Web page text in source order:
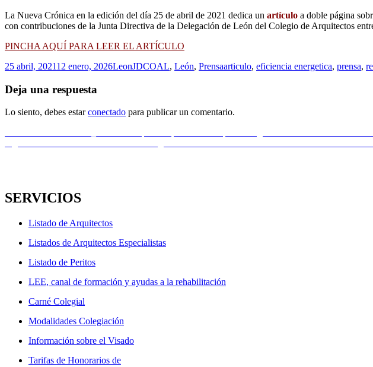
La Nueva Crónica en la edición del día 25 de abril de 2021 dedica un artículo a doble página
con contribuciones de la Junta Directiva de la Delegación de León del Colegio de Arquitectos
PINCHA AQUÍ PARA LEER EL ARTÍCULO
Publicado
25 abril, 202112 enero, 2026Autor
LeonJDCategorías
COAL, León, PrensaEtiquetas
articulo, eficiencia energetica, prensa,
Deja una respuesta
Lo siento, debes estarconectado para publicar un comentario.
Navegación
de
SERVICIOS
Listado de Arquitectos
Listados de Arquitectos Especialistas
Listado de Peritos
LEE, canal de formación y ayudas a la rehabilitación
Carné Colegial
Modalidades Colegiación
Información sobre el Visado
Tarifas de Honorarios de